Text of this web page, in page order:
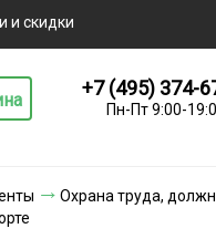
и скидки
+7 (495) 374-
Пн-Пт 9:00-
Охрана труда,